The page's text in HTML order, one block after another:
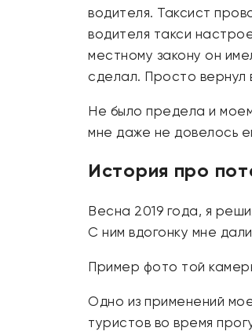
водителя. Таксист
водителя такси
местному закону он
сделал. Просто вернул
Не было предела и
мне даже не довелось
История про
Весна 2019 года, я
С ним вдогонку мне
Пример фото той
Одно из применений
туристов во время